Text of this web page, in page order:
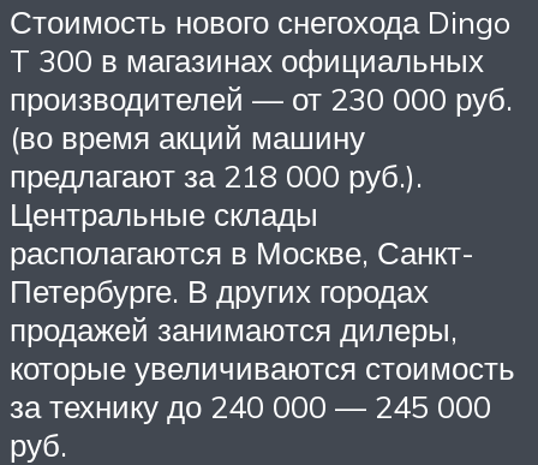
Стоимость нового снегохода Dingo
T 300 в магазинах официальных
производителей — от 230 000 руб.
(во время акций машину
предлагают за 218 000 руб.).
Центральные склады
располагаются в Москве, Санкт-
Петербурге. В других городах
продажей занимаются дилеры,
которые увеличиваются стоимость
за технику до 240 000 — 245 000
руб.